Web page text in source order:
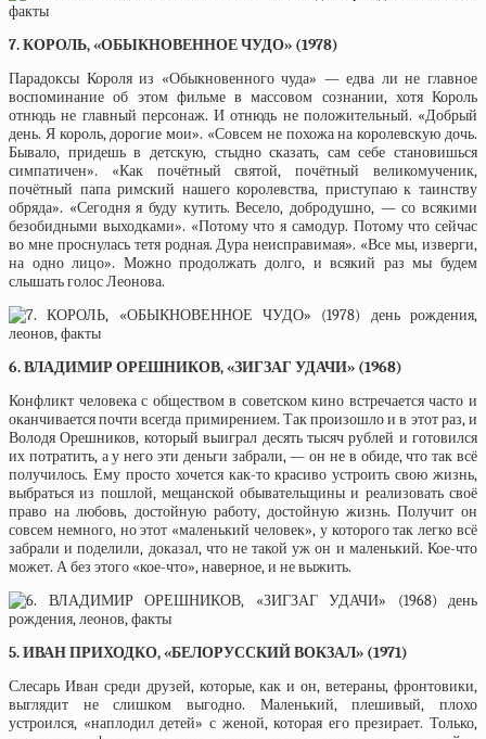
7. КОРОЛЬ, «ОБЫКНОВЕННОЕ ЧУДО» (1978)
Парадоксы Короля из «Обыкновенного чуда» — едва ли не главное
воспоминание об этом фильме в массовом сознании, хотя Король
отнюдь не главный персонаж. И отнюдь не положительный. «Добрый
день. Я король, дорогие мои». «Совсем не похожа на королевскую дочь.
Бывало, придешь в детскую, стыдно сказать, сам себе становишься
симпатичен». «Как почётный святой, почётный великомученик,
почётный папа римский нашего королевства, приступаю к таинству
обряда». «Сегодня я буду кутить. Весело, добродушно, — со всякими
безобидными выходками». «Потому что я самодур. Потому что сейчас
во мне проснулась тетя родная. Дура неисправимая». «Все мы, изверги,
на одно лицо». Можно продолжать долго, и всякий раз мы будем
слышать голос Леонова.
6. ВЛАДИМИР ОРЕШНИКОВ, «ЗИГЗАГ УДАЧИ» (1968)
Конфликт человека с обществом в советском кино встречается часто и
оканчивается почти всегда примирением. Так произошло и в этот раз, и
Володя Орешников, который выиграл десять тысяч рублей и готовился
их потратить, а у него эти деньги забрали, — он не в обиде, что так всё
получилось. Ему просто хочется как-то красиво устроить свою жизнь,
выбраться из пошлой, мещанской обывательщины и реализовать своё
право на любовь, достойную работу, достойную жизнь. Получит он
совсем немного, но этот «маленький человек», у которого так легко всё
забрали и поделили, доказал, что не такой уж он и маленький. Кое-что
может. А без этого «кое-что», наверное, и не выжить.
5. ИВАН ПРИХОДКО, «БЕЛОРУССКИЙ ВОКЗАЛ» (1971)
Слесарь Иван среди друзей, которые, как и он, ветераны, фронтовики,
выглядит не слишком выгодно. Маленький, плешивый, плохо
устроился, «наплодил детей» с женой, которая его презирает. Только,